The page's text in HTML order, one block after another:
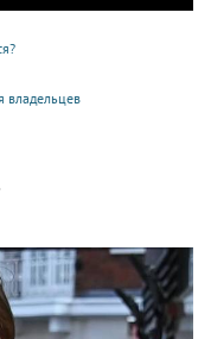
владельцев